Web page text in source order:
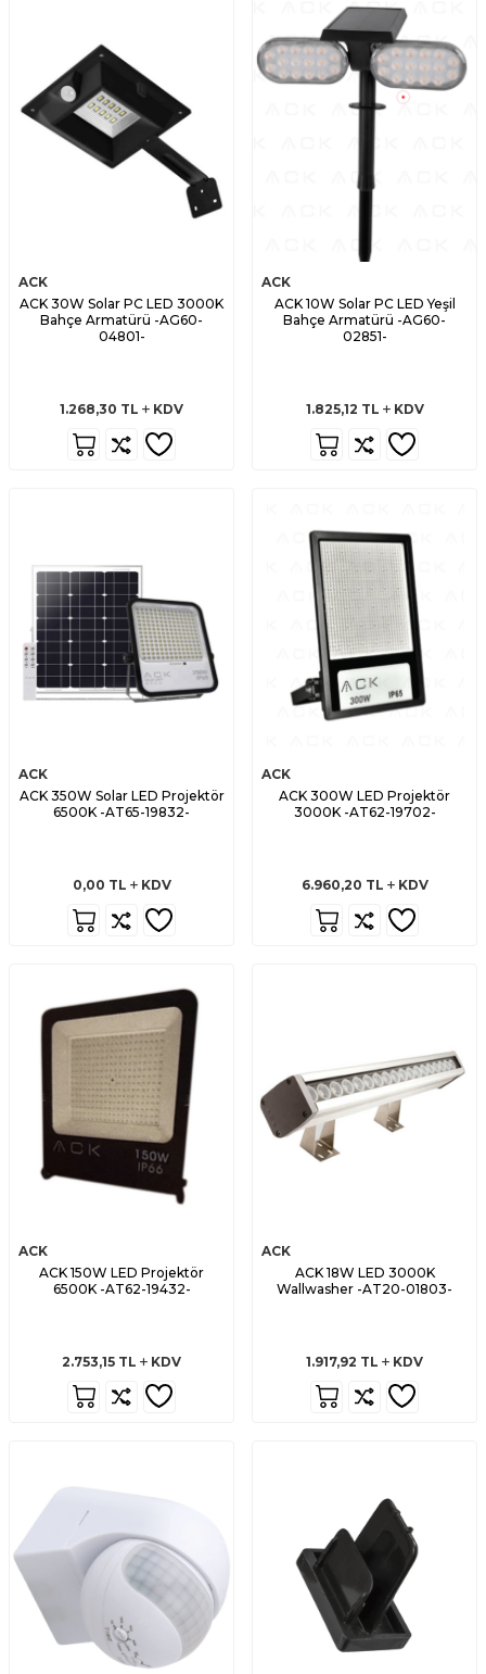
ACK
ACK 30W Solar PC LED 3000K
Bahçe Armatürü -AG60-
04801-
1.268,30 TL KDV
ACK
ACK 10W Solar PC LED Yeşil
Bahçe Armatürü -AG60-
02851-
1.825,12 TL KDV
ACK
ACK 350W Solar LED Projektör
6500K -AT65-19832-
0,00 TL KDV
ACK
ACK 300W LED Projektör
3000K -AT62-19702-
6.960,20 TL KDV
ACK
ACK 150W LED Projektör
6500K -AT62-19432-
2.753,15 TL KDV
ACK
ACK 18W LED 3000K
Wallwasher -AT20-01803-
1.917,92 TL KDV